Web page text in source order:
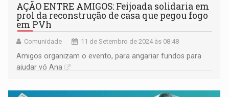
AÇÃO ENTRE AMIGOS: Feijoada solidaria em
prol da reconstrução de casa que pegou fogo
em PVh
Comunidade 11 de Setembro de 2024 às 08:48
Amigos organizam o evento, para angariar fundos para
ajudar vó Ana